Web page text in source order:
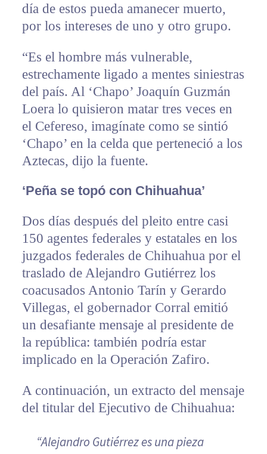
día de estos pueda amanecer muerto,
por los intereses de uno y otro grupo.
“Es el hombre más vulnerable,
estrechamente ligado a mentes siniestras
del país. Al ‘Chapo’ Joaquín Guzmán
Loera lo quisieron matar tres veces en
el Cefereso, imagínate como se sintió
‘Chapo’ en la celda que perteneció a los
Aztecas, dijo la fuente.
‘Peña se topó con Chihuahua’
Dos días después del pleito entre casi
150 agentes federales y estatales en los
juzgados federales de Chihuahua por el
traslado de Alejandro Gutiérrez los
coacusados Antonio Tarín y Gerardo
Villegas, el gobernador Corral emitió
un desafiante mensaje al presidente de
la república: también podría estar
implicado en la Operación Zafiro.
A continuación, un extracto del mensaje
del titular del Ejecutivo de Chihuahua:
“Alejandro Gutiérrez es una pieza